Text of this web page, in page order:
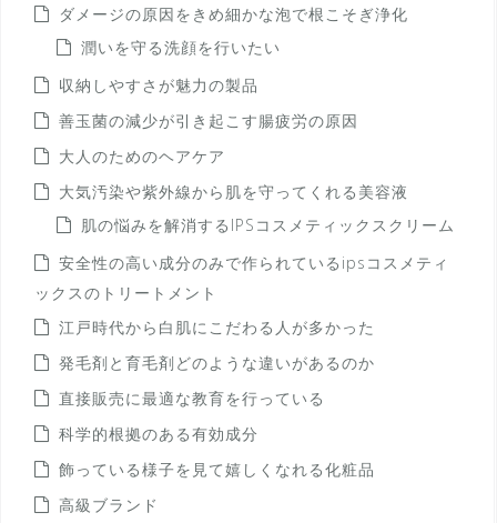
ダメージの原因をきめ細かな泡で根こそぎ浄化
潤いを守る洗顔を行いたい
収納しやすさが魅力の製品
善玉菌の減少が引き起こす腸疲労の原因
大人のためのヘアケア
大気汚染や紫外線から肌を守ってくれる美容液
肌の悩みを解消するIPSコスメティックスクリーム
安全性の高い成分のみで作られているipsコスメティ
ックスのトリートメント
江戸時代から白肌にこだわる人が多かった
発毛剤と育毛剤どのような違いがあるのか
直接販売に最適な教育を行っている
科学的根拠のある有効成分
飾っている様子を見て嬉しくなれる化粧品
高級ブランド